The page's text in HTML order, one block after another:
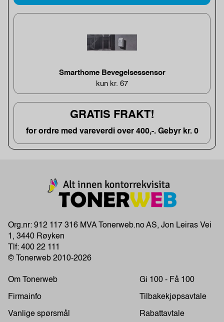
Smarthome Bevegelsessensor
kun kr. 67
GRATIS FRAKT!
for ordre med vareverdi over 400,-. Gebyr kr. 0
Org.nr: 912 117 316 MVA Tonerweb.no AS, Jon Leiras Vei
1, 3440 Røyken
Tlf: 400 22 111
© Tonerweb 2010-2026
Om Tonerweb
Firmainfo
Vanlige spørsmål
Gi 100 - Få 100
Tilbakekjøpsavtale
Rabattavtale